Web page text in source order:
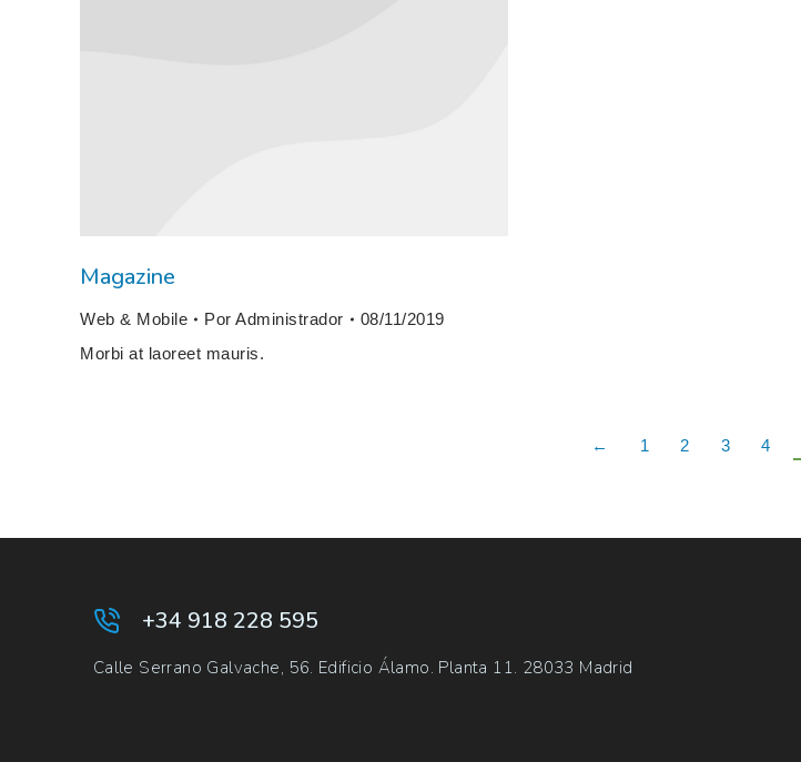
Magazine
Web & Mobile Por Administrador
08/11/2019
Morbi at laoreet mauris.
← 1 2 3 4
+34 918 228 595
Calle Serrano Galvache, 56. Edificio Álamo. Planta 11. 28033 Madrid